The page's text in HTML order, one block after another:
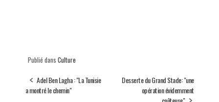
Publié dans Culture
Adel Ben Lagha : "La Tunisie
a montré le chemin"
Desserte du Grand Stade: "une
opération évidemment